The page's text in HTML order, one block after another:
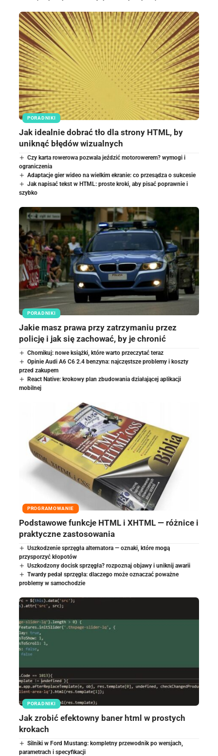
PORADNIKI
Jak idealnie dobrać tło dla strony HTML, by
uniknąć błędów wizualnych
Czy karta rowerowa pozwala jeździć motorowerem? wymogi i
ograniczenia
Adaptacje gier wideo na wielkim ekranie: co przesądza o sukcesie
Jak napisać tekst w HTML: proste kroki, aby pisać poprawnie i
szybko
PORADNIKI
Jakie masz prawa przy zatrzymaniu przez
policję i jak się zachować, by je chronić
Chomikuj: nowe książki, które warto przeczytać teraz
Opinie Audi A6 C6 2.4 benzyna: najczęstsze problemy i koszty
przed zakupem
React Native: krokowy plan zbudowania działającej aplikacji
mobilnej
PROGRAMOWANIE
Podstawowe funkcje HTML i XHTML — różnice i
praktyczne zastosowania
Uszkodzenie sprzęgła alternatora — oznaki, które mogą
przysporzyć kłopotów
Uszkodzony docisk sprzęgła? rozpoznaj objawy i uniknij awarii
Twardy pedał sprzęgła: dlaczego może oznaczać poważne
problemy w samochodzie
PORADNIKI
Jak zrobić efektowny baner html w prostych
krokach
Silniki w Ford Mustang: kompletny przewodnik po wersjach,
parametrach i specyfikacji